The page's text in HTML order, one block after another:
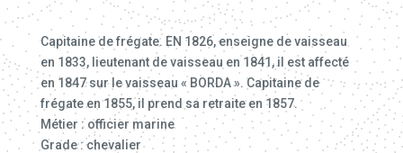
Capitaine de frégate. EN 1826, enseigne de vaisseau
en 1833, lieutenant de vaisseau en 1841, il est affecté
en 1847 sur le vaisseau « BORDA ». Capitaine de
frégate en 1855, il prend sa retraite en 1857.
Métier : officier marine
Grade : chevalier